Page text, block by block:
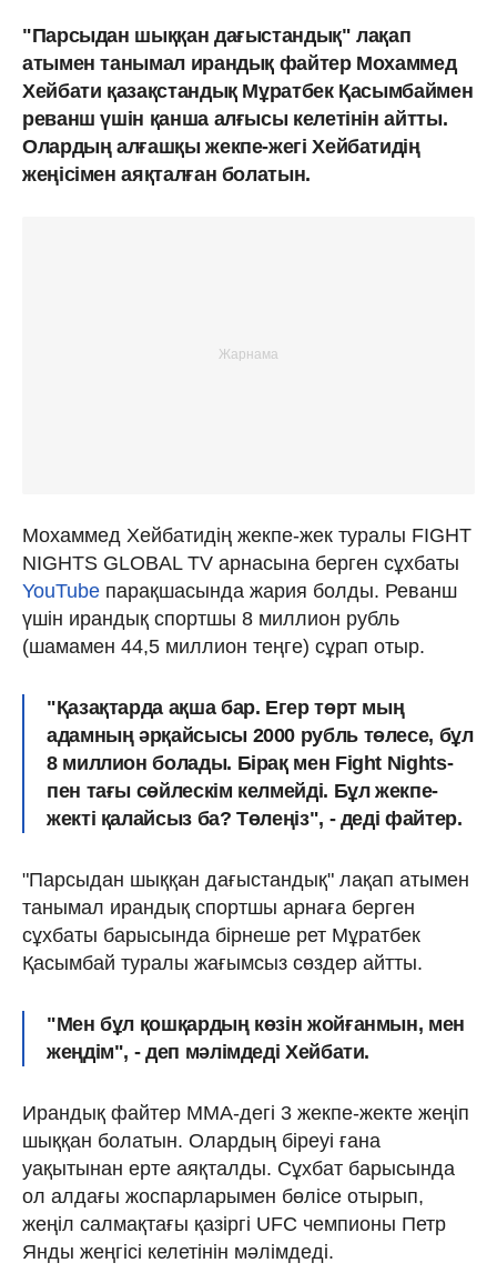
"Парсыдан шыққан дағыстандық" лақап
атымен танымал ирандық файтер Мохаммед
Хейбати қазақстандық Мұратбек Қасымбаймен
реванш үшін қанша алғысы келетінін айтты.
Олардың алғашқы жекпе-жегі Хейбатидің
жеңісімен аяқталған болатын.
Мохаммед Хейбатидің жекпе-жек туралы FIGHT
NIGHTS GLOBAL TV арнасына берген сұхбаты
YouTube парақшасында жария болды. Реванш
үшін ирандық спортшы 8 миллион рубль
(шамамен 44,5 миллион теңге) сұрап отыр.
"Қазақтарда ақша бар. Егер төрт мың
адамның әрқайсысы 2000 рубль төлесе, бұл
8 миллион болады. Бірақ мен Fight Nights-
пен тағы сөйлескім келмейді. Бұл жекпе-
жекті қалайсыз ба? Төлеңіз", - деді файтер.
"Парсыдан шыққан дағыстандық" лақап атымен
танымал ирандық спортшы арнаға берген
сұхбаты барысында бірнеше рет Мұратбек
Қасымбай туралы жағымсыз сөздер айтты.
"Мен бұл қошқардың көзін жойғанмын, мен
жеңдім", - деп мәлімдеді Хейбати.
Ирандық файтер ММА-дегі 3 жекпе-жекте жеңіп
шыққан болатын. Олардың біреуі ғана
уақытынан ерте аяқталды. Сұхбат барысында
ол алдағы жоспарларымен бөлісе отырып,
жеңіл салмақтағы қазіргі UFC чемпионы Петр
Янды жеңгісі келетінін мәлімдеді.